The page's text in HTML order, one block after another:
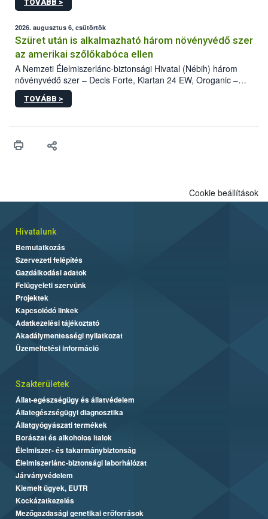
kártevőt nem csak színcsapdában találták meg, de már fertőzött
az intenzív felderítést, emellett az intézkedéseket a szlovák
hatósággal is összehangolják a terjedés megállítása érdekében.
TOVÁBB >
2026. augusztus 6, csütörtök
Szüret után is alkalmazható három növényvédő szer
az amerikai szőlőkabóca ellen
A Nemzeti Élelmiszerlánc-biztonsági Hivatal (Nébih) három
növényvédő szer – Decis Forte, Klartan 24 EW, Oroganic –
engedélyokiratát módosította, így azok a szüretet követően,
egészen a vesszőérettség (BBCH 91) stádiumáig
érésű szőlőkben is legyen lehetőség a károsító elleni további
felhasználók számára is elérhető és ökológiai termesztésben is
TOVÁBB >
Cookie beállítások
Hivatalunk
Bemutatkozás
Szervezeti felépítés
Gazdálkodási adatok
Felügyeleti szervünk
Projektek
Kapcsolódó linkek
Adatkezelési tájékoztató
Akadálymentességi nyilatkozat
Üzemeltetési információ
Szakterületek
Állat-egészségügy és állatvédelem
Állategészségügyi diagnosztika
Állatgyógyászati termékek
Borászat és alkoholos italok
Élelmiszer- és takarmánybiztonság
Élelmiszerlánc-biztonsági laborhálózat
Járványvédelem
Kiemelt ügyek, EUTR
Kockázatkezelés
Mezőgazdasági genetikai erőforrások